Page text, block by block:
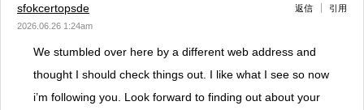
sfokcertopsde
2026.06.26 1:24am
返信 引用
We stumbled over here by a different web address and
thought I should check things out. I like what I see so now
i’m following you. Look forward to finding out about your